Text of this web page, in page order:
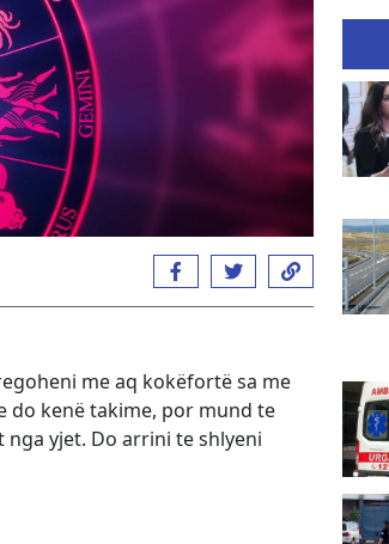
me aq kokëfortë sa me
do kenë takime, por mund te
yjet. Do arrini te shlyeni